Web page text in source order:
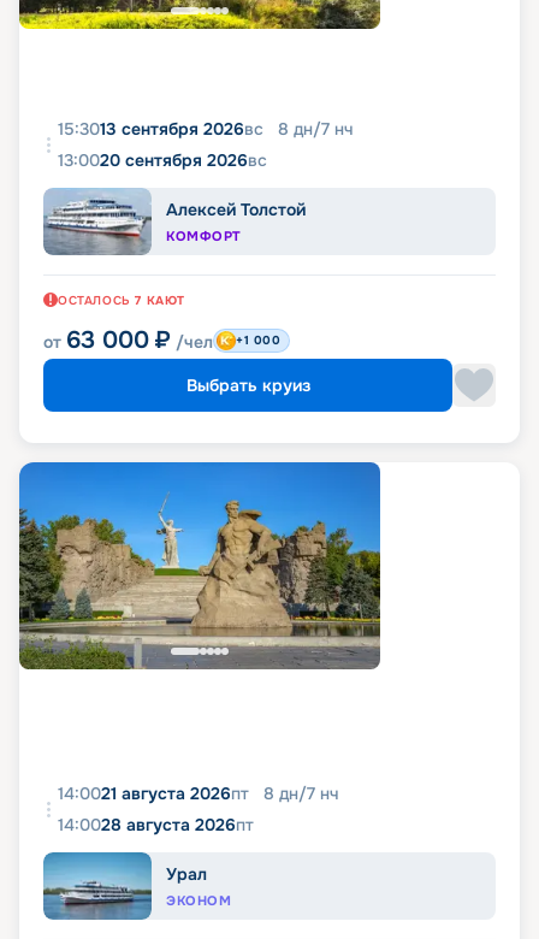
15:3013 сентября 2026вс 8 дн/7 нч
13:0020 сентября 2026вс
Алексей Толстой
КОМФОРТ
ОСТАЛОСЬ 7 КАЮТ
от 63 000 ₽ /чел +1 000
Выбрать круиз
14:0021 августа 2026пт 8 дн/7 нч
14:0028 августа 2026пт
Урал
ЭКОНОМ